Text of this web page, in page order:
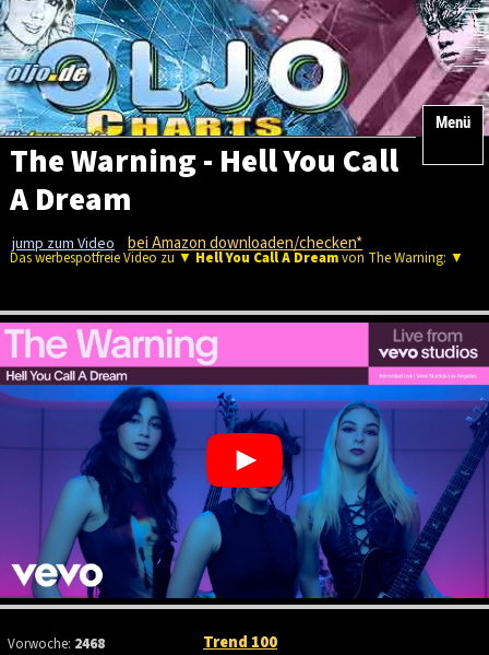
Menü
The Warning - Hell You Call
A Dream
jump zum Video bei Amazon downloaden/checken*
Das werbespotfreie Video zu ▼ Hell You Call A Dreamvon The Warning: ▼
Vorwoche: 2468 Trend 100